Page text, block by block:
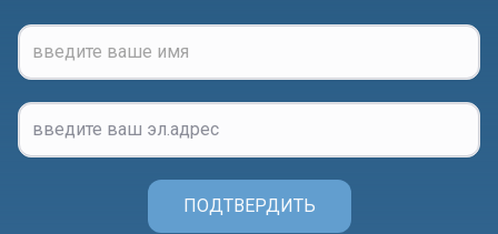
ПОДТВЕРДИТЬ